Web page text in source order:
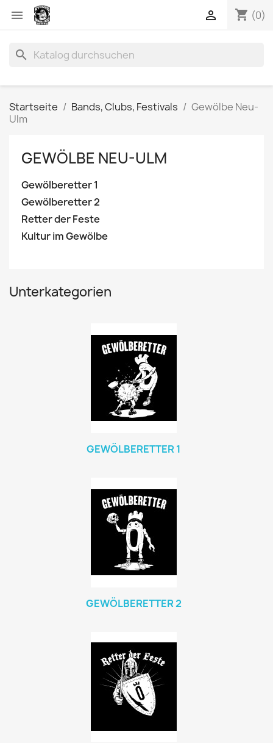
 shopping_cart (0)

search
Startseite Bands, Clubs, Festivals
Gewölbe Neu-
Ulm
GEWÖLBE NEU-ULM
Gewölberetter 1
Gewölberetter 2
Retter der Feste
Kultur im Gewölbe
Unterkategorien
GEWÖLBERETTER 1
GEWÖLBERETTER 2